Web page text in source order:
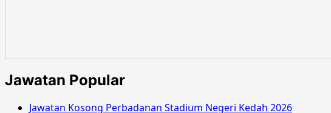
Mac
2016
Jawatan Popular
Jawatan Kosong Perbadanan Stadium Negeri Kedah 2026